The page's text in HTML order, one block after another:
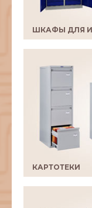
ШКАФЫ ДЛЯ
КАРТОТЕКИ